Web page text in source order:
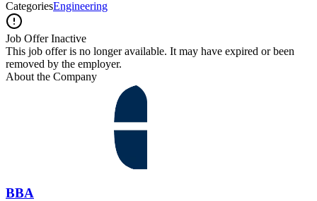
CategoriesEngineering
Job Offer Inactive
This job offer is no longer available. It may have expired or been
removed by the employer.
About the Company
BBA